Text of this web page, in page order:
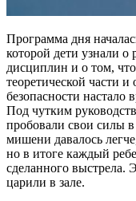
Программа дня
которой дети узнали о
дисциплин и о том,
теоретической части и
безопасности настало
Под чутким
пробовали свои силы
мишени давалось
но в итоге каждый
сделанного выстрела.
царили в зале.